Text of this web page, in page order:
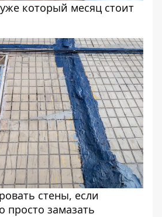
который месяц стоит
стены, если
замазать